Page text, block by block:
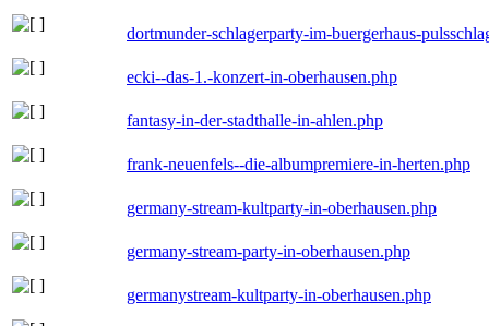
dortmunder-schlagerparty-im-buergerhaus-
ecki--das-1.-konzert-in-oberhausen.php
fantasy-in-der-stadthalle-in-ahlen.php
frank-neuenfels--die-albumpremiere-in-herten.php
germany-stream-kultparty-in-oberhausen.php
germany-stream-party-in-oberhausen.php
germanystream-kultparty-in-oberhausen.php